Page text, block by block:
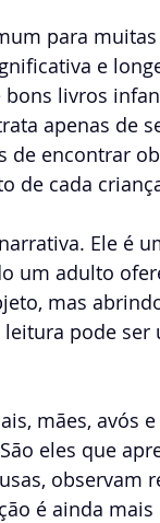
para
e
bons livros
apenas de
de encontrar
de cada
Ele é
um adulto
mas
leitura pode
mães, avós
eles que
observam
é ainda mais